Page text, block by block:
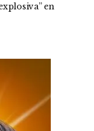
en